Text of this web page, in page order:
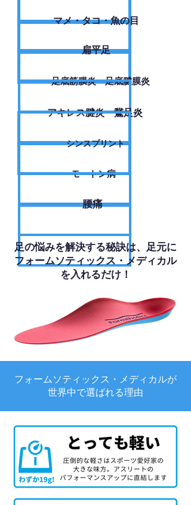
​マメ・タコ・魚の目
扁平足
足底筋膜炎・足底腱膜炎
アキレス腱炎・鵞足炎
シンスプリント
モートン病
腰痛
足の悩みを解決する秘訣は、足元に
フォームソティックス・メディカル
を入れるだけ！
フォームソティックス・メディカルが
世界中で選ばれる理由